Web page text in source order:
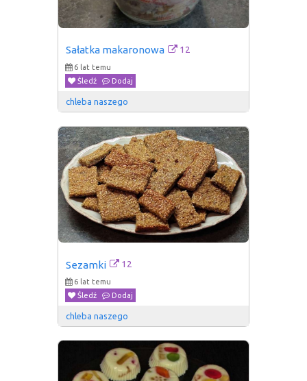
Sałatka makaronowa 12
6 lat temu
Śledź
Dodaj
chleba naszego
Sezamki 12
6 lat temu
Śledź
Dodaj
chleba naszego